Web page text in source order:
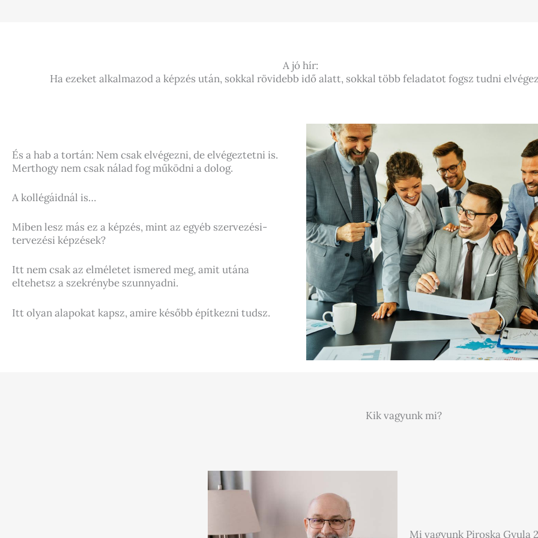
A jó hír:
Ha ezeket alkalmazod a képzés után, sokkal rövidebb idő alatt, sokkal több feladatot fogsz tudni
És a hab a tortán: Nem csak elvégezni, de elvégeztetni is.
Merthogy nem csak nálad fog működni a dolog.
A kollégáidnál is…
Miben lesz más ez a képzés, mint az egyéb szervezési-
tervezési képzések?
Itt nem csak az elméletet ismered meg, amit utána
eltehetsz a szekrénybe szunnyadni.
Itt olyan alapokat kapsz, amire később építkezni tudsz.
Kik vagyunk mi?
Mi vagyunk Piroska Gyula